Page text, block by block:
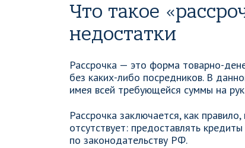
Что такое
недостатки
Рассрочка — это форма товарно-
без каких-либо посредников. В
имея всей требующейся суммы на
Рассрочка заключается, как
отсутствует: предоставлять
по законодательству РФ.